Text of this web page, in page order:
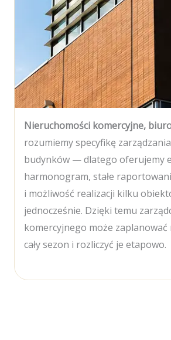
Nieruchomości komercyjne,
rozumiemy specyfikę
budynków — dlatego oferujemy
harmonogram, stałe
i możliwość realizacji kilku
jednocześnie. Dzięki temu
komercyjnego może
cały sezon i rozliczyć je etapowo.